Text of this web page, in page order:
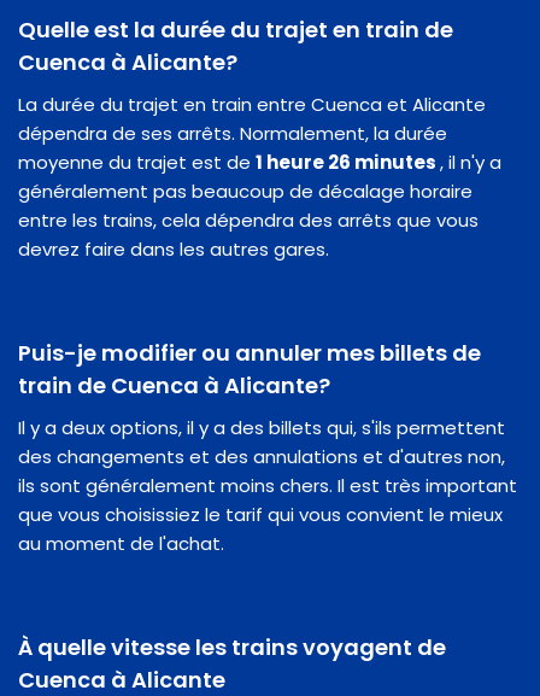
Quelle est la durée du trajet en train de
Cuenca à Alicante?
La durée du trajet en train entre Cuenca et Alicante
dépendra de ses arrêts. Normalement, la durée
moyenne du trajet est de 1 heure 26 minutes, il n'y a
généralement pas beaucoup de décalage horaire
entre les trains, cela dépendra des arrêts que vous
devrez faire dans les autres gares.
Puis-je modifier ou annuler mes billets de
train de Cuenca à Alicante?
Il y a deux options, il y a des billets qui, s'ils permettent
des changements et des annulations et d'autres non,
ils sont généralement moins chers. Il est très important
que vous choisissiez le tarif qui vous convient le mieux
au moment de l'achat.
À quelle vitesse les trains voyagent de
Cuenca à Alicante